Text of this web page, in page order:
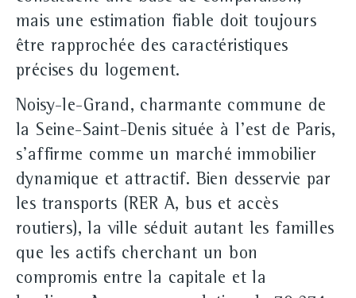
mais une estimation fiable doit toujours
être rapprochée des caractéristiques
précises du logement.
Noisy‑le‑Grand, charmante commune de
la Seine‑Saint‑Denis située à l'est de Paris,
s'affirme comme un marché immobilier
dynamique et attractif. Bien desservie par
les transports (RER A, bus et accès
routiers), la ville séduit autant les familles
que les actifs cherchant un bon
compromis entre la capitale et la